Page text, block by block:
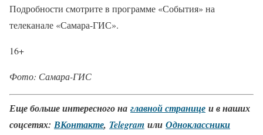
Подробности смотрите в программе «События» на
телеканале «Самара-ГИС».
16+
Фото: Самара-ГИС
Еще больше интересного на главной странице и в наших
соцсетях: ВКонтакте, Telegram или Одноклассники